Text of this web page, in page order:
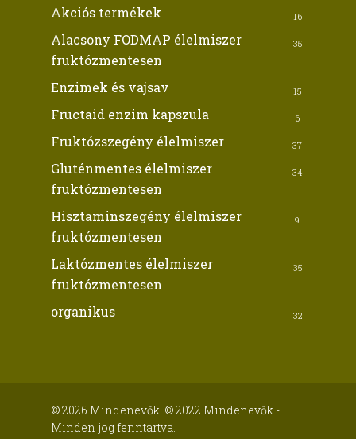
Akciós termékek 16
Alacsony FODMAP élelmiszer
fruktózmentesen
35
Enzimek és vajsav 15
Fructaid enzim kapszula 6
Fruktózszegény élelmiszer 37
Gluténmentes élelmiszer
fruktózmentesen
34
Hisztaminszegény élelmiszer
fruktózmentesen
9
Laktózmentes élelmiszer
fruktózmentesen
35
organikus 32
© 2026 Mindenevők. © 2022 Mindenevők -
Minden jog fenntartva.